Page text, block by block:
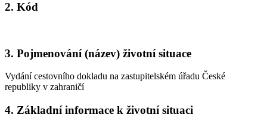
2. Kód
3. Pojmenování (název) životní situace
Vydání cestovního dokladu na zastupitelském úřadu České
republiky v zahraničí
4. Základní informace k životní situaci